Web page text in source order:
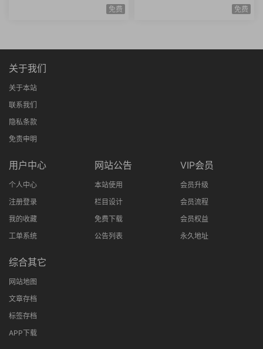
k生成原创图片爆款内容文案图
免费
资个人所得税经济补偿金绩效
薪资考勤薪资薪酬管理8课时
免费
关于我们
关于本站
联系我们
隐私条款
免责申明
用户中心
个人中心
注册登录
我的收藏
工单系统
网站公告
本站使用
栏目设计
免费下载
公告列表
VIP会员
会员升级
会员流程
会员权益
永久地址
综合其它
网站地图
文章存档
标签存档
APP下载